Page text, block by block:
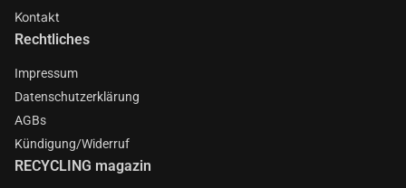
Kontakt
Rechtliches
Impressum
Datenschutzerklärung
AGBs
Kündigung/Widerruf
RECYCLING magazin